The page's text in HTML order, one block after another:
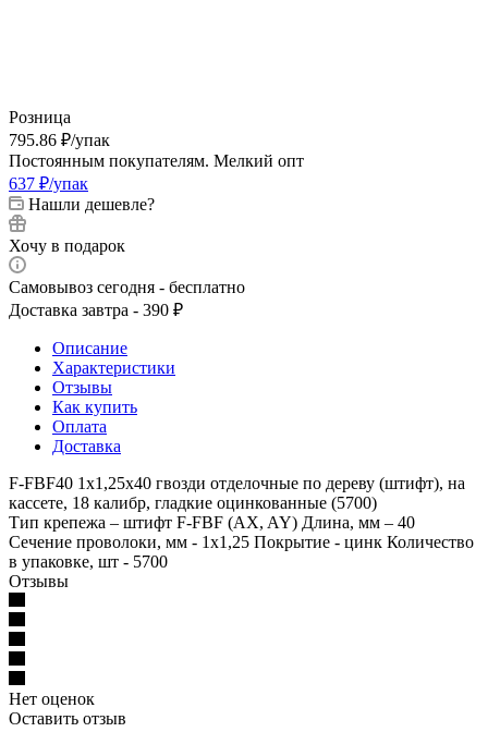
Розница
795.86 ₽/упак
Постоянным покупателям. Мелкий опт
637 ₽/упак
Нашли дешевле?
Хочу в подарок
Самовывоз сегодня - бесплатно
Доставка завтра - 390 ₽
Описание
Характеристики
Отзывы
Как купить
Оплата
Доставка
F-FBF40 1х1,25х40 гвозди отделочные по дереву (штифт), на
кассете, 18 калибр, гладкие оцинкованные (5700)
Тип крепежа – штифт F-FBF (AX, AY) Длина, мм – 40
Сечение проволоки, мм - 1х1,25 Покрытие - цинк Количество
в упаковке, шт - 5700
Отзывы
Нет оценок
Оставить отзыв